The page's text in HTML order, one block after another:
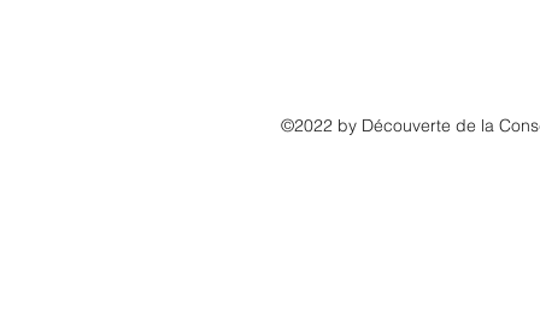
©2022 by Découverte de la